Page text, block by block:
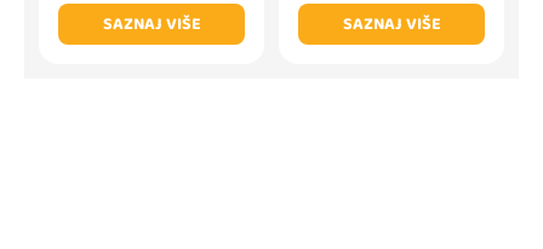
SAZNAJ VIŠE
SAZNAJ VIŠE